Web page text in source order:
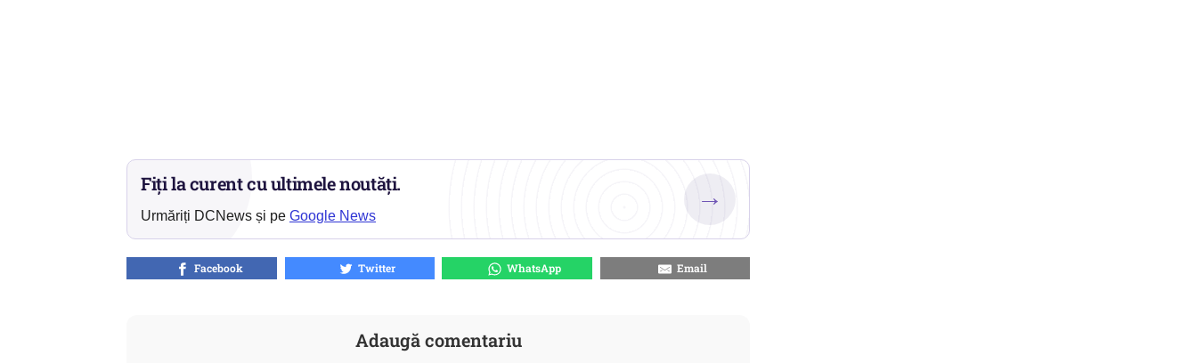
Fiți la curent cu ultimele noutăți.
Urmăriți DCNews și pe Google News
→
Facebook Twitter WhatsApp Email
Adaugă comentariu